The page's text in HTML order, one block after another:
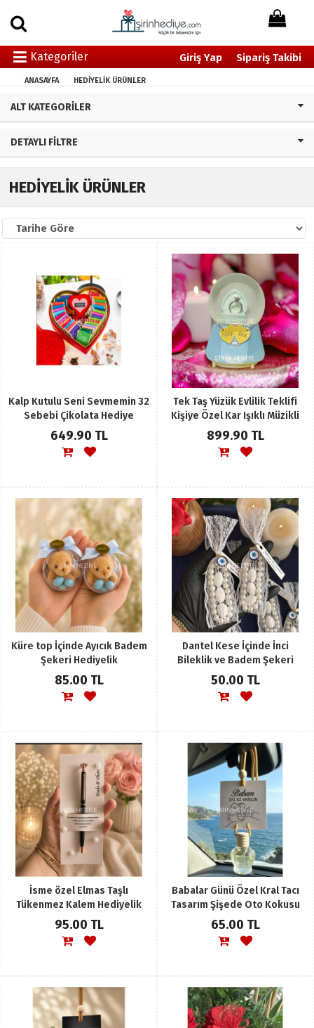
Kategoriler Giriş Yap Sipariş Takibi
ANASAYFA HEDİYELİK ÜRÜNLER
ALT KATEGORILER
DETAYLI FILTRE
HEDİYELİK ÜRÜNLER
Kalp Kutulu Seni Sevmemin 32
Sebebi Çikolata Hediye
Sepeti
649.90 TL
Tek Taş Yüzük Evlilik Teklifi
Kişiye Özel Kar Işıklı Müzikli
Püskürtmeli Küresi
899.90 TL
Küre top İçinde Ayıcık Badem
Şekeri Hediyelik
85.00 TL
Dantel Kese İçinde İnci
Bileklik ve Badem Şekeri
Hediyelik
50.00 TL
İsme özel Elmas Taşlı
Tükenmez Kalem Hediyelik
95.00 TL
Babalar Günü Özel Kral Tacı
Tasarım Şişede Oto Kokusu
65.00 TL